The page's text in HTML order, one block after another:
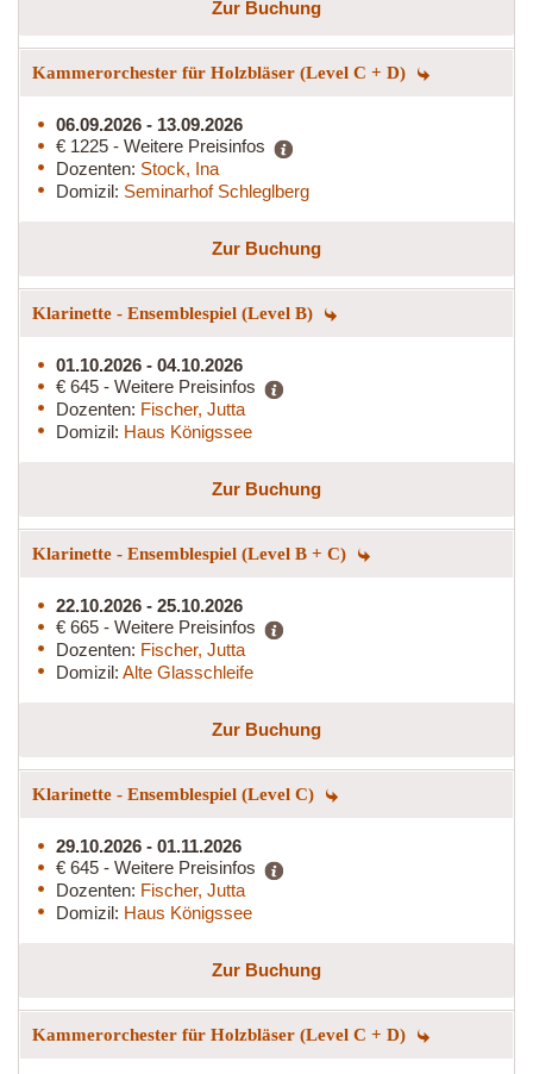
Zur Buchung
Kammerorchester für Holzbläser (Level C + D)
06.09.2026 - 13.09.2026
€ 1225 - Weitere Preisinfos
Dozenten: Stock, Ina
Domizil: Seminarhof Schleglberg
Zur Buchung
Klarinette - Ensemblespiel (Level B)
01.10.2026 - 04.10.2026
€ 645 - Weitere Preisinfos
Dozenten: Fischer, Jutta
Domizil: Haus Königssee
Zur Buchung
Klarinette - Ensemblespiel (Level B + C)
22.10.2026 - 25.10.2026
€ 665 - Weitere Preisinfos
Dozenten: Fischer, Jutta
Domizil: Alte Glasschleife
Zur Buchung
Klarinette - Ensemblespiel (Level C)
29.10.2026 - 01.11.2026
€ 645 - Weitere Preisinfos
Dozenten: Fischer, Jutta
Domizil: Haus Königssee
Zur Buchung
Kammerorchester für Holzbläser (Level C + D)